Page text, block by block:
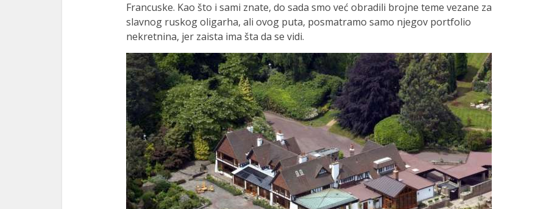
Francuske. Kao što i sami znate, do sada smo već obradili brojne teme vezane za
slavnog ruskog oligarha, ali ovog puta, posmatramo samo njegov portfolio
nekretnina, jer zaista ima šta da se vidi.